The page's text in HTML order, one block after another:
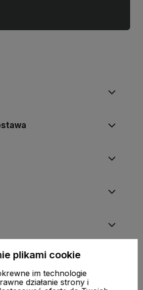
449-766,720-449-767 |
NIP: 9482312351 |REGON: 521904681
plikami cookie
im technologie
działanie strony i